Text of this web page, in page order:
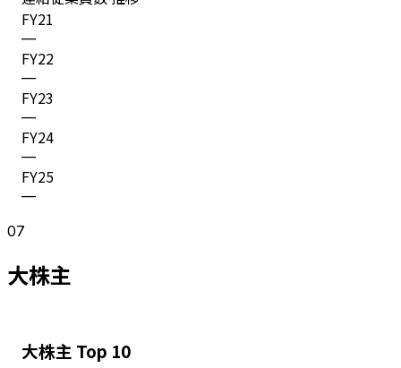
FY21
—
FY22
—
FY23
—
FY24
—
FY25
—
07
大株主
大株主 Top 10